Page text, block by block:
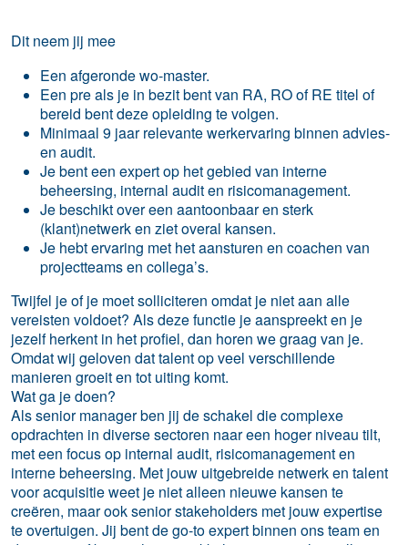
Dit neem jij mee
Een afgeronde wo-master.
Een pre als je in bezit bent van RA, RO of RE titel of
bereid bent deze opleiding te volgen.
Minimaal 9 jaar relevante werkervaring binnen advies-
en audit.
Je bent een expert op het gebied van interne
beheersing, internal audit en risicomanagement.
Je beschikt over een aantoonbaar en sterk
(klant)netwerk en ziet overal kansen.
Je hebt ervaring met het aansturen en coachen van
projectteams en collega’s.
Twijfel je of je moet solliciteren omdat je niet aan alle
vereisten voldoet? Als deze functie je aanspreekt en je
jezelf herkent in het profiel, dan horen we graag van je.
Omdat wij geloven dat talent op veel verschillende
manieren groeit en tot uiting komt.
Wat ga je doen?
Als senior manager ben jij de schakel die complexe
opdrachten in diverse sectoren naar een hoger niveau tilt,
met een focus op internal audit, risicomanagement en
interne beheersing. Met jouw uitgebreide netwerk en talent
voor acquisitie weet je niet alleen nieuwe kansen te
creëren, maar ook senior stakeholders met jouw expertise
te overtuigen. Jij bent de go-to expert binnen ons team en